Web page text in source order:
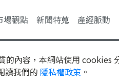
場觀點 新聞特蒐 產經脈動
的內容，本網站使用 cookies
讀我們的 隱私權政策 。